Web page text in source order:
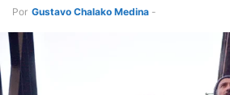
Por Gustavo Chalako Medina -